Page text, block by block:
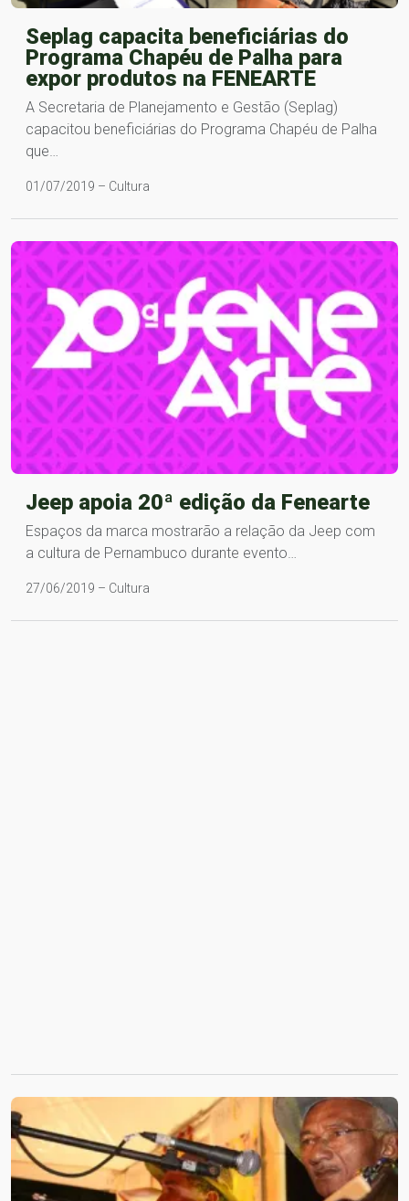
Seplag capacita beneficiárias do
Programa Chapéu de Palha para
expor produtos na FENEARTE
A Secretaria de Planejamento e Gestão (Seplag)
capacitou beneficiárias do Programa Chapéu de Palha
que…
01/07/2019 – Cultura
Jeep apoia 20ª edição da Fenearte
Espaços da marca mostrarão a relação da Jeep com
a cultura de Pernambuco durante evento…
27/06/2019 – Cultura